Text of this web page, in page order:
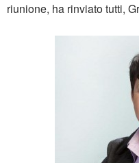
riunione, ha rinviato tutti,